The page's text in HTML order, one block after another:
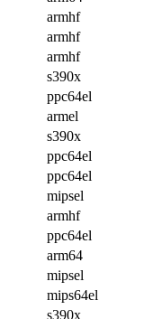
armhf
armhf
armhf
s390x
ppc64el
armel
s390x
ppc64el
ppc64el
mipsel
armhf
ppc64el
arm64
mipsel
mips64el
s390x